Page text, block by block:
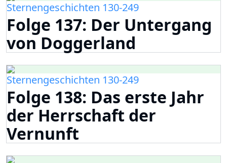
Sternengeschichten 130-249
Folge 137: Der Untergang
von Doggerland
Sternengeschichten 130-249
Folge 138: Das erste Jahr
der Herrschaft der
Vernunft